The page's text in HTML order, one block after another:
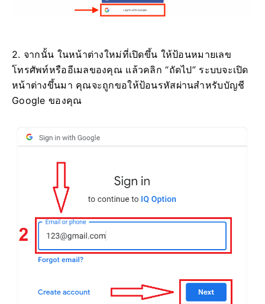
2. จากนั้น ในหน้าต่างใหม่ที่เปิดขึ้น ให้ป้อนหมายเลข
โทรศัพท์หรืออีเมลของคุณ แล้วคลิก “ถัดไป” ระบบจะเปิด
หน้าต่างขึ้นมา คุณจะถูกขอให้ป้อนรหัสผ่านสำหรับบัญชี
Google ของคุณ